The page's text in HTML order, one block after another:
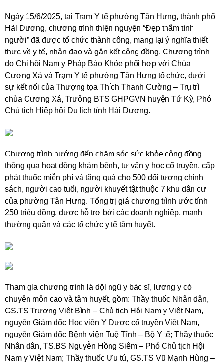
Ngày 15/6/2025, tại Trạm Y tế phường Tân Hưng, thành phố
Hải Dương, chương trình thiện nguyện “Đẹp thắm tình
người” đã được tổ chức thành công, mang lại ý nghĩa thiết
thực về y tế, nhân đạo và gắn kết cộng đồng. Chương trình
do Chi hội Nam y Pháp Bảo Khỏe phối hợp với Chùa
Cương Xá và Trạm Y tế phường Tân Hưng tổ chức, dưới
sự kết nối của Thượng tọa Thích Thanh Cường – Trụ trì
chùa Cương Xá, Trưởng BTS GHPGVN huyện Tứ Kỳ, Phó
Chủ tịch Hiệp hội Du lịch tỉnh Hải Dương.
Chương trình hướng đến chăm sóc sức khỏe cộng đồng
thông qua hoạt động khám bệnh, tư vấn y học cổ truyền, cấp
phát thuốc miễn phí và tặng quà cho 500 đối tượng chính
sách, người cao tuổi, người khuyết tật thuộc 7 khu dân cư
của phường Tân Hưng. Tổng trị giá chương trình ước tính
250 triệu đồng, được hỗ trợ bởi các doanh nghiệp, mạnh
thường quân và các tổ chức y tế tâm huyết.
Tham gia chương trình là đội ngũ y bác sĩ, lương y có
chuyên môn cao và tâm huyết, gồm: Thầy thuốc Nhân dân,
GS.TS Trương Việt Bình – Chủ tịch Hội Nam y Việt Nam,
nguyên Giám đốc Học viện Y Dược cổ truyền Việt Nam,
nguyên Giám đốc Bệnh viện Tuệ Tĩnh – Bộ Y tế; Thầy thuốc
Nhân dân, TS.BS Nguyễn Hồng Siêm – Phó Chủ tịch Hội
Nam y Việt Nam; Thầy thuốc Ưu tú, GS.TS Vũ Mạnh Hùng –